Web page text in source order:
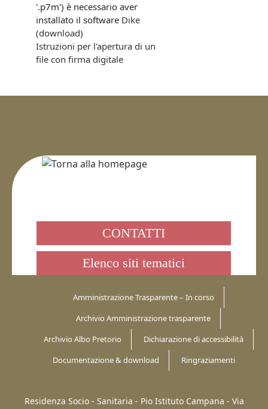
'.p7m') è necessario aver
installato il software Dike
(download)
Istruzioni per l'apertura di un
file con firma digitale
CONTATTI
Elenco siti tematici
Amministrazione Trasparente – In corso
Archivio Amministrazione trasparente
Archivio Albo Pretorio
Dichiarazione di accessibilità
Documentazione & download
Ringraziamenti
Residenza Socio - Sanitaria - Pio Istituto Campana - Via